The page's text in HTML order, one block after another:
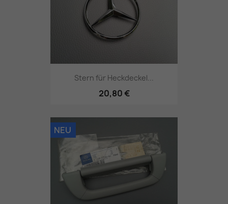
Stern für Heckdeckel...
20,80 €
NEU